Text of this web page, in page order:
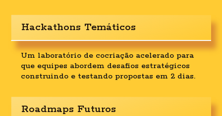
Hackathons Temáticos
Um laboratório de cocriação acelerado para
que equipes abordem desafios estratégicos
construindo e testando propostas em 2 dias.
Roadmaps Futuros